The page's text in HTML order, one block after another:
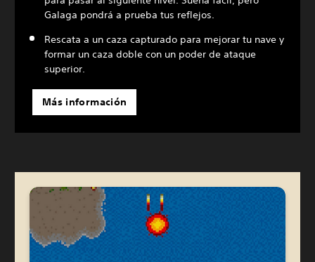
Galaga pondrá a prueba tus reflejos.
Rescata a un caza capturado para mejorar tu nave y
formar un caza doble con un poder de ataque
superior.
Más información